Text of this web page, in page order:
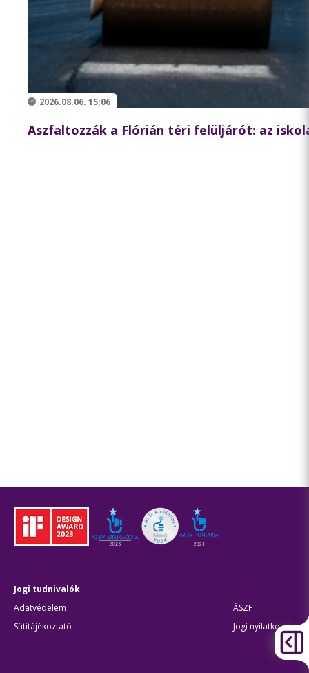
2026.08.06. 15:06
Aszfaltozzák a Flórián téri felüljárót: az
Jogi tudnivalók
Adatvédelem
ÁSZF
Sütitájékoztató
Jogi nyilatkozat